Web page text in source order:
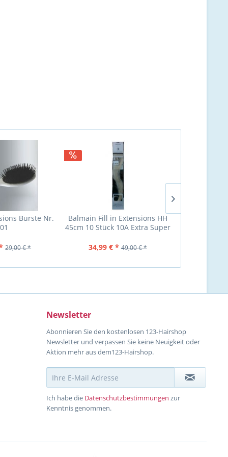
Bürste Nr.
29,00 € *
Balmain Fill in Extensions HH
45cm 10 Stück 10A Extra Super
34,99 € * 49,00 € *
Newsletter
Abonnieren Sie den kostenlosen 123-Hairshop
Newsletter und verpassen Sie keine Neuigkeit oder
Aktion mehr aus dem123-Hairshop.
Ich habe die Datenschutzbestimmungen zur
Kenntnis genommen.